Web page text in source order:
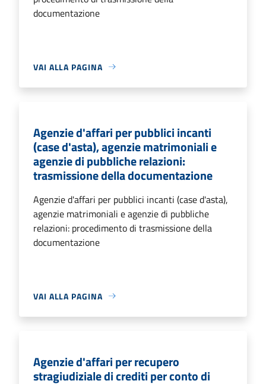
documentazione
VAI ALLA PAGINA
Agenzie d'affari per pubblici incanti
(case d'asta), agenzie matrimoniali e
agenzie di pubbliche relazioni:
trasmissione della documentazione
Agenzie d'affari per pubblici incanti (case d'asta),
agenzie matrimoniali e agenzie di pubbliche
relazioni: procedimento di trasmissione della
documentazione
VAI ALLA PAGINA
Agenzie d'affari per recupero
stragiudiziale di crediti per conto di